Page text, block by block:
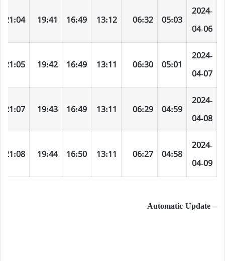
2024-
04-06
05:03
06:32
13:12
16:49
19:41
21:04
2024-
04-07
05:01
06:30
13:11
16:49
19:42
21:05
2024-
04-08
04:59
06:29
13:11
16:49
19:43
21:07
2024-
04-09
04:58
06:27
13:11
16:50
19:44
21:08
– Automatic Update